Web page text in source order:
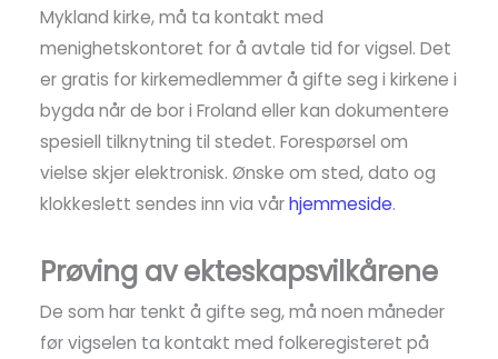
Mykland kirke, må ta kontakt med
menighetskontoret for å avtale tid for vigsel. Det
er gratis for kirkemedlemmer å gifte seg i kirkene i
bygda når de bor i Froland eller kan dokumentere
spesiell tilknytning til stedet. Forespørsel om
vielse skjer elektronisk. Ønske om sted, dato og
klokkeslett sendes inn via vårhjemmeside.
Prøving av ekteskapsvilkårene
De som har tenkt å gifte seg, må noen måneder
før vigselen ta kontakt med folkeregisteret på